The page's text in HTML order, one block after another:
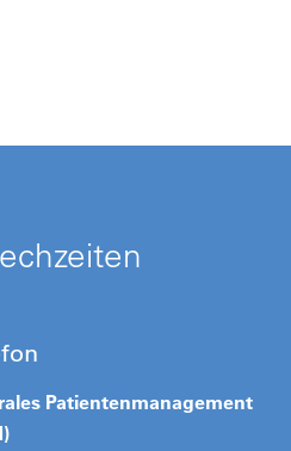
Patientenmanagement